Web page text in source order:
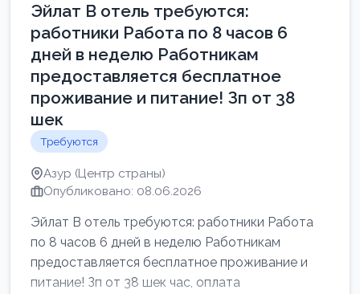
Эйлат В отель требуются:
работники Работа по 8 часов 6
дней в неделю Работникам
предоставляется бесплатное
проживание и питание! Зп от 38
шек
Требуются
Азур (Центр страны)
Опубликовано: 08.06.2026
Эйлат В отель требуются: работники Работа
по 8 часов 6 дней в неделю Работникам
предоставляется бесплатное проживание и
питание! Зп от 38 шек час, оплата